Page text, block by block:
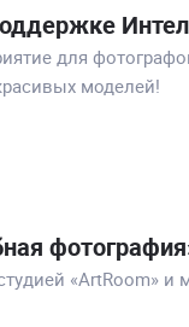
для
моделей!
«ArtRoom»